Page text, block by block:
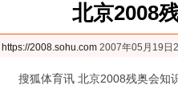
北京2008
https://2008.sohu.com 2007年05月19日
搜狐体育讯 北京2008残奥会知